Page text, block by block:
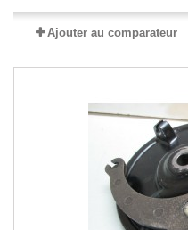
Ajouter au comparateur